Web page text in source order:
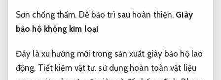
Sơn chống thấm. Dễ bảo trì sau hoàn thiện. Giày
bảo hộ không kim loại
Đây là xu hướng mới trong sản xuất giày bảo hộ lao
động, Tiết kiệm vật tư. sử dụng hoàn toàn vật liệu